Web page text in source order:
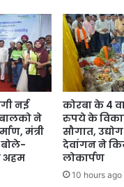
नई
ने
मंत्री
अहम
कोरबा के 4
रुपये के
सौगात,
देवांगन ने
लोकार्पण
10 hours ago